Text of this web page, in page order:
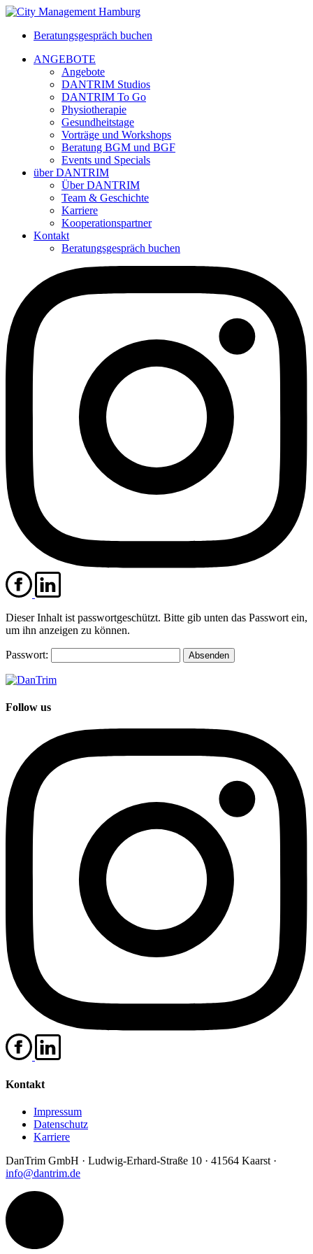
Beratungsgespräch buchen
ANGEBOTE
Angebote
DANTRIM Studios
DANTRIM To Go
Physiotherapie
Gesundheitstage
Vorträge und Workshops
Beratung BGM und BGF
Events und Specials
über DANTRIM
Über DANTRIM
Team & Geschichte
Karriere
Kooperationspartner
Kontakt
Beratungsgespräch buchen
Dieser Inhalt ist passwortgeschützt. Bitte gib unten das Passwort ein,
um ihn anzeigen zu können.
Passwort:
Follow us
Kontakt
Impressum
Datenschutz
Karriere
DanTrim GmbH · Ludwig-Erhard-Straße 10 · 41564 Kaarst ·
info@dantrim.de